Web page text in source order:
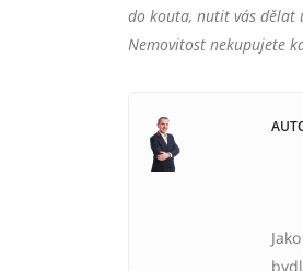
do kouta, nutit vás dělat
Nemovitost nekupujete